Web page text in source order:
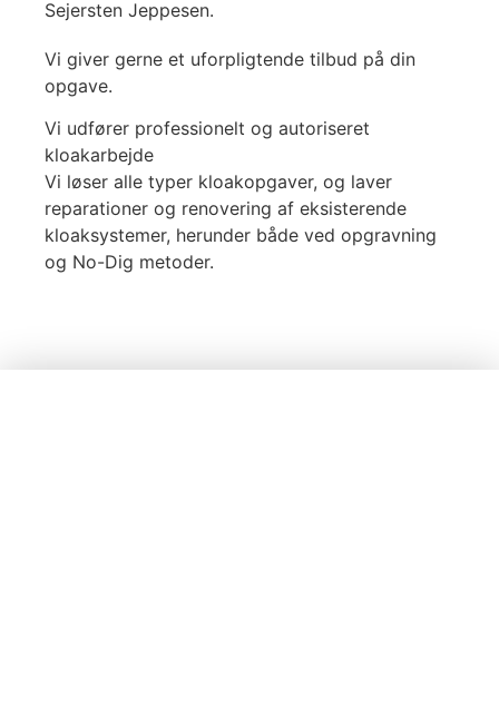
Sejersten Jeppesen.
Vi giver gerne et uforpligtende tilbud på din
opgave.
Vi udfører professionelt og autoriseret
kloakarbejde
Vi løser alle typer kloakopgaver, og laver
reparationer og renovering af eksisterende
kloaksystemer, herunder både ved opgravning
og No-Dig metoder.